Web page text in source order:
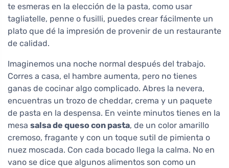
te esmeras en la elección de la pasta, como usar
tagliatelle, penne o fusilli, puedes crear fácilmente un
plato que dé la impresión de provenir de un restaurante
de calidad.
Imaginemos una noche normal después del trabajo.
Corres a casa, el hambre aumenta, pero no tienes
ganas de cocinar algo complicado. Abres la nevera,
encuentras un trozo de cheddar, crema y un paquete
de pasta en la despensa. En veinte minutos tienes en la
mesa salsa de queso con pasta, de un color amarillo
cremoso, fragante y con un toque sutil de pimienta o
nuez moscada. Con cada bocado llega la calma. No en
vano se dice que algunos alimentos son como un